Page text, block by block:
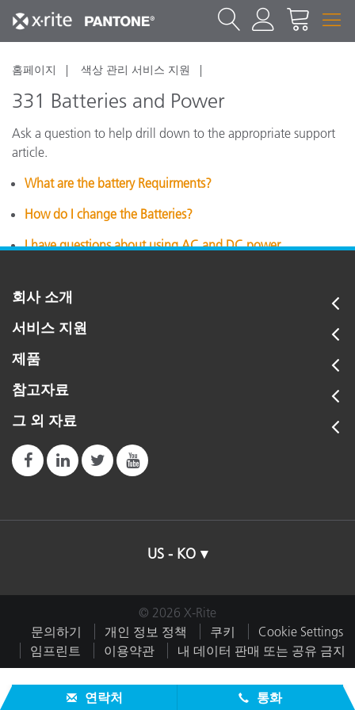
홈페이지 색상 관리 서비스 지원
331 Batteries and Power
Ask a question to help drill down to the appropriate support
article.
What are the battery Requirments?
How do I change the Batteries?
I have questions about using AC and DC power.
회사 소개
서비스 지원
제품
참고자료
그 외 자료
US - KO
© 2026 X-Rite
문의하기
개인 정보 정책 쿠키
Cookie Settings
임프린트
이용약관 내 데이터 판매 또는 공유 금지
연락처 통화